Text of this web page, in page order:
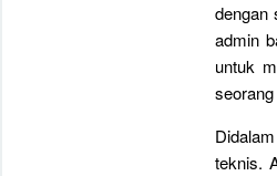
dengan
admin
untuk
teknis.